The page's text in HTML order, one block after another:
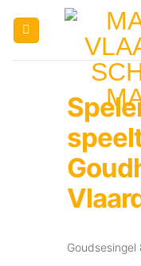
naar
Goudsesingel